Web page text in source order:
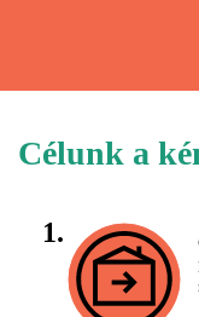
Célunk a
1.